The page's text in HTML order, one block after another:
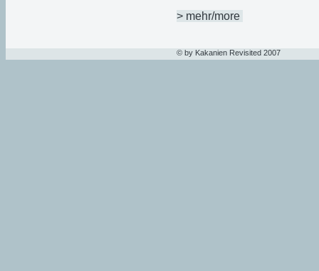
> mehr/more
© by Kakanien Revisited 2007